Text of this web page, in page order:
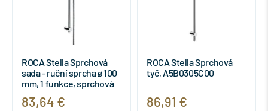
ROCA Stella Sprchová
sada - ruční sprcha ø 100
mm, 1 funkce, sprchová
5B9D03C00
83,64 €
ROCA Stella Sprchová
tyč, A5B0305C00
86,91 €